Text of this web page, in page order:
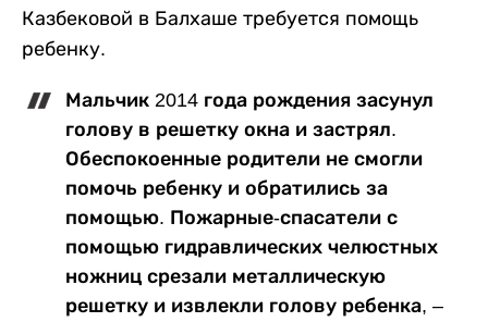
Казбековой в Балхаше требуется помощь
ребенку.
Мальчик 2014 года рождения засунул
голову в решетку окна и застрял.
Обеспокоенные родители не смогли
помочь ребенку и обратились за
помощью. Пожарные-спасатели с
помощью гидравлических челюстных
ножниц срезали металлическую
решетку и извлекли голову ребенка, –